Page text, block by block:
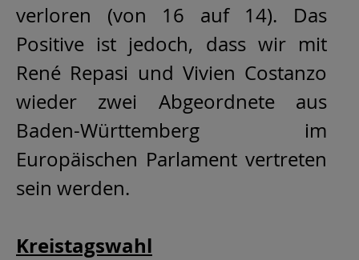
verloren (von 16 auf 14). Das
Positive ist jedoch, dass wir mit
René Repasi und Vivien Costanzo
wieder zwei Abgeordnete aus
Baden-Württemberg im
Europäischen Parlament vertreten
sein werden.
Kreistagswahl